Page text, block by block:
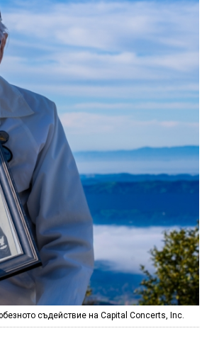
съдействие на Capital Concerts, Inc.